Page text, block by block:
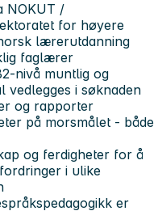
NOKUT /
for høyere
lærerutdanning
faglærer
nivå muntlig og
vedlegges i søknaden
og rapporter
på morsmålet - både
og ferdigheter for å
i ulike
er